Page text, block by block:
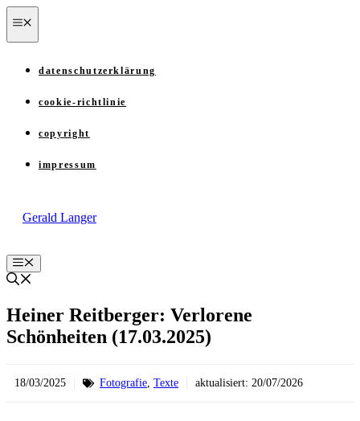
Zum
Inhalt
springen
datenschutzerklärung
cookie-richtlinie
copyright
impressum
Gerald Langer
Menü
Heiner Reitberger: Verlorene
Schönheiten (17.03.2025)
18/03/2025 Fotografie, Texte aktualisiert: 20/07/2026